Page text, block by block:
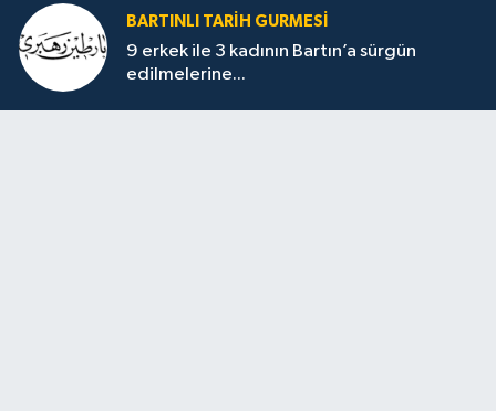
BARTINLI TARIH GURMESI
9 erkek ile 3 kadının Bartın’a sürgün
edilmelerine...